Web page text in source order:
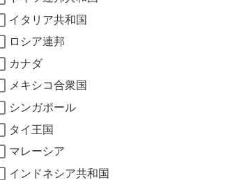
イタリア共和国
ロシア連邦
カナダ
メキシコ合衆国
シンガポール
タイ王国
マレーシア
インドネシア共和国